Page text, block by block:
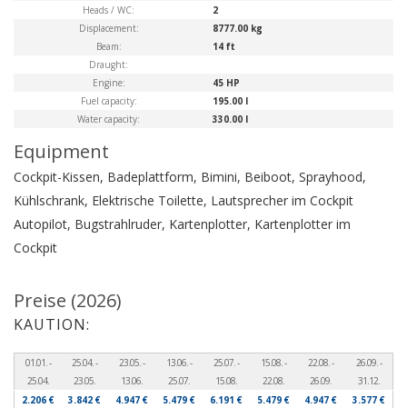
Heads / WC:
2
Displacement:
8777.00 kg
Beam:
14 ft
Draught:
Engine:
45 HP
Fuel capacity:
195.00 l
Water capacity:
330.00 l
Equipment
Cockpit-Kissen, Badeplattform, Bimini, Beiboot, Sprayhood,
Kühlschrank, Elektrische Toilette, Lautsprecher im Cockpit
Autopilot, Bugstrahlruder, Kartenplotter, Kartenplotter im
Cockpit
Preise (2026)
KAUTION:
01.01. -
25.04.
25.04. -
23.05.
23.05. -
13.06.
13.06. -
25.07.
25.07. -
15.08.
15.08. -
22.08.
22.08. -
26.09.
26.09. -
31.12.
2.206 €
3.842 € 4.947 € 5.479 € 6.191 € 5.479 € 4.947 € 3.577 €